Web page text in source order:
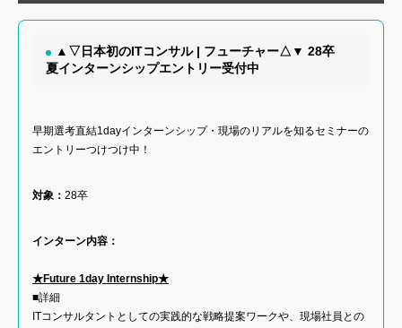
▲▽日本初のITコンサル | フューチャー△▼ 28卒
夏インターンシップエントリー受付中
早期選考直結1dayインターンシップ・現場のリアルを知るセミナーの
エントリーつけつけ中！
対象： 28卒
インターン内容：
★Future 1day Internship★
■詳細
ITコンサルタントとしての実践的な戦略提案ワークや、現場社員との